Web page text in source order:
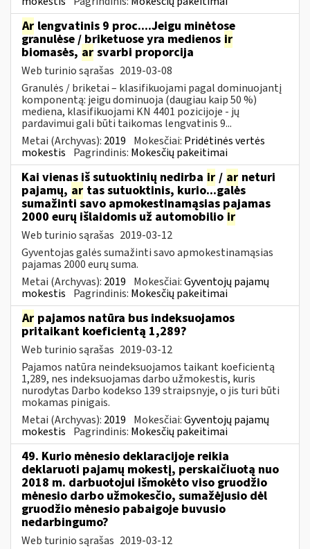
Ar lengvatinis 9 proc....Jeigu minėtose
granulėse / briketuose yra medienos ir
biomasės, ar svarbi proporcija
Web turinio sąrašas 2019-03-08
Granulės / briketai – klasifikuojami pagal dominuojantį
komponentą: jeigu dominuoja (daugiau kaip 50 %)
mediena, klasifikuojami KN 4401 pozicijoje - jų
pardavimui gali būti taikomas lengvatinis 9...
Metai (Archyvas): 2019 Mokesčiai: Pridėtinės vertės
mokestis Pagrindinis: Mokesčių pakeitimai
Kai vienas iš sutuoktinių nedirba ir / ar neturi
pajamų, ar tas sutuoktinis, kurio...galės
sumažinti savo apmokestinamąsias pajamas
2000 eurų išlaidomis už automobilio ir
Web turinio sąrašas 2019-03-12
Gyventojas galės sumažinti savo apmokestinamąsias
pajamas 2000 eurų suma.
Metai (Archyvas): 2019 Mokesčiai:Gyventojų pajamų
mokestis Pagrindinis: Mokesčių pakeitimai
Ar pajamos natūra bus indeksuojamos
pritaikant koeficientą 1,289?
Web turinio sąrašas 2019-03-12
Pajamos natūra neindeksuojamos taikant koeficientą
1,289, nes indeksuojamas darbo užmokestis, kuris
nurodytas Darbo kodekso 139 straipsnyje, o jis turi būti
mokamas pinigais.
Metai (Archyvas): 2019 Mokesčiai:Gyventojų pajamų
mokestis Pagrindinis: Mokesčių pakeitimai
49. Kurio mėnesio deklaracijoje reikia
deklaruoti pajamų mokestį, perskaičiuotą nuo
2018 m. darbuotojui išmokėto viso gruodžio
mėnesio darbo užmokesčio, sumažėjusio dėl
gruodžio mėnesio pabaigoje buvusio
nedarbingumo?
Web turinio sąrašas 2019-03-12